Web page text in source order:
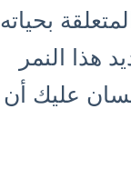
بحياته
هذا النمر
عليك أن